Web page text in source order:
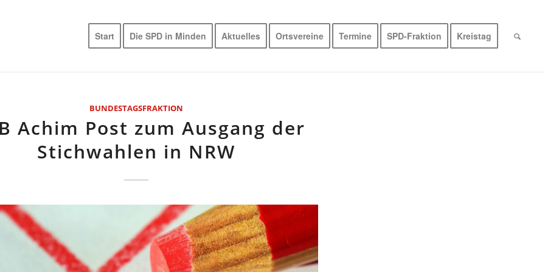
Start Die SPD in Minden Aktuelles Ortsvereine Termine SPD-Fraktion Kreistag
BUNDESTAGSFRAKTION
Achim Post zum Ausgang der
Stichwahlen in NRW